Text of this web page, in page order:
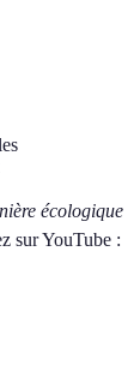
écologique
sur YouTube :